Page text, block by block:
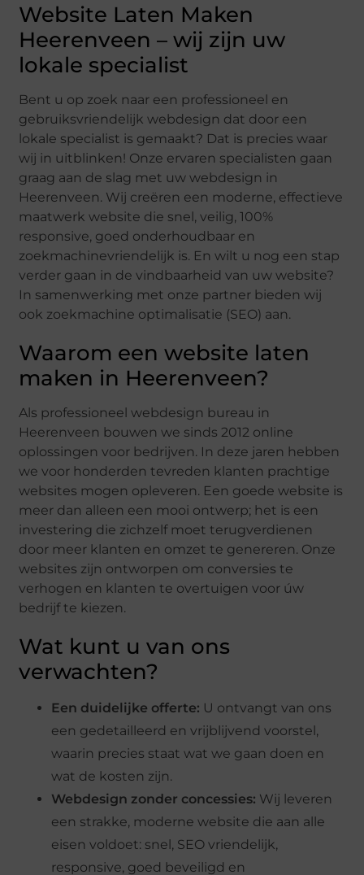
Website Laten Maken
Heerenveen – wij zijn uw
lokale specialist
Bent u op zoek naar een professioneel en
gebruiksvriendelijk webdesign dat door een
lokale specialist is gemaakt? Dat is precies waar
wij in uitblinken! Onze ervaren specialisten gaan
graag aan de slag met uw webdesign in
Heerenveen. Wij creëren een moderne, effectieve
maatwerk website die snel, veilig, 100%
responsive, goed onderhoudbaar en
zoekmachinevriendelijk is. En wilt u nog een stap
verder gaan in de vindbaarheid van uw website?
In samenwerking met onze partner bieden wij
ook zoekmachine optimalisatie (SEO) aan.
Waarom een website laten
maken in Heerenveen?
Als professioneel webdesign bureau in
Heerenveen bouwen we sinds 2012 online
oplossingen voor bedrijven. In deze jaren hebben
we voor honderden tevreden klanten prachtige
websites mogen opleveren. Een goede website is
meer dan alleen een mooi ontwerp; het is een
investering die zichzelf moet terugverdienen
door meer klanten en omzet te genereren. Onze
websites zijn ontworpen om conversies te
verhogen en klanten te overtuigen voor úw
bedrijf te kiezen.
Wat kunt u van ons
verwachten?
Een duidelijke offerte: U ontvangt van ons
een gedetailleerd en vrijblijvend voorstel,
waarin precies staat wat we gaan doen en
wat de kosten zijn.
Webdesign zonder concessies: Wij leveren
een strakke, moderne website die aan alle
eisen voldoet: snel, SEO vriendelijk,
responsive, goed beveiligd en